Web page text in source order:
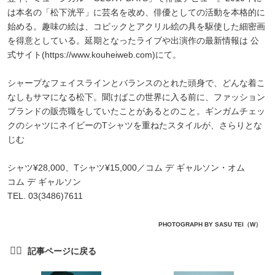
は本名の「松下洸平」に芸名を改め、俳優としての活動を本格的に
始める。趣味の絵は、コピックとアクリル絵の具を駆使した細密画
を得意としている。延期となったライブや出演作の最新情報は 公
式サイト(https://www.kouheiweb.com)にて。
シャープなフェイスラインとバランスのとれた頭身で、どんな着こ
なしもサマになる松下。聞けばこの世界に入る前に、ファッション
ブランドの販売職をしていたことがあるとのこと。ギンガムチェッ
クのシャツにネイビーのTシャツを重ねたスタイルが、さらりとな
じむ
シャツ¥28,000、Tシャツ¥15,000／コム デ ギャルソン・オム
コム デ ギャルソン
TEL. 03(3486)7611
PHOTOGRAPH BY SASU TEI（W）